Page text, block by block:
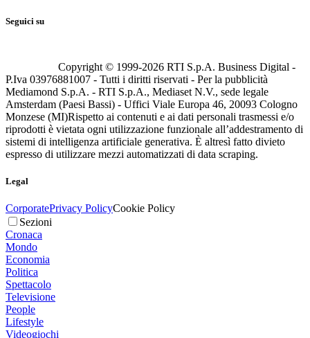
Seguici su
Copyright © 1999-2026 RTI S.p.A. Business Digital -
P.Iva 03976881007 - Tutti i diritti riservati - Per la pubblicità
Mediamond S.p.A. - RTI S.p.A., Mediaset N.V., sede legale
Amsterdam (Paesi Bassi) - Uffici Viale Europa 46, 20093 Cologno
Monzese (MI)Rispetto ai contenuti e ai dati personali trasmessi e/o
riprodotti è vietata ogni utilizzazione funzionale all’addestramento di
sistemi di intelligenza artificiale generativa. È altresì fatto divieto
espresso di utilizzare mezzi automatizzati di data scraping.
Legal
CorporatePrivacy PolicyCookie Policy
Sezioni
Cronaca
Mondo
Economia
Politica
Spettacolo
Televisione
People
Lifestyle
Videogiochi